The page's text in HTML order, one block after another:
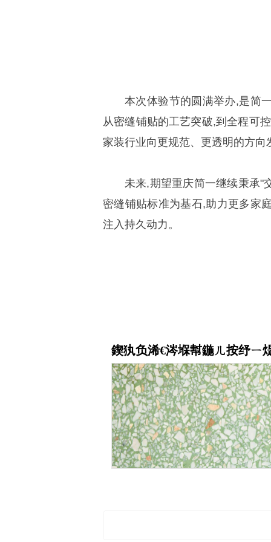
本次体验节的圆满举办,是简
从密缝铺贴的工艺突破,到全程可
家装行业向更规范、更透明的方向
未来,期望重庆简一继续秉承"
密缝铺贴标准为基石,助力更多家
注入持久动力。